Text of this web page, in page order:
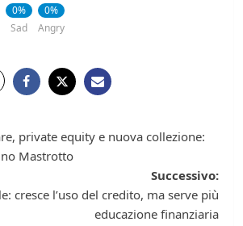
0%
Sad
0%
Angry
private equity e nuova collezione:
Mastrotto
Successivo:
cresce l’uso del credito, ma serve più
educazione finanziaria